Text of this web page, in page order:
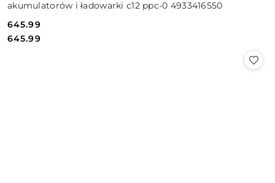
akumulatorów i ładowarki c12 ppc-0 4933416550
Cena:
645.99
Cena:
645.99